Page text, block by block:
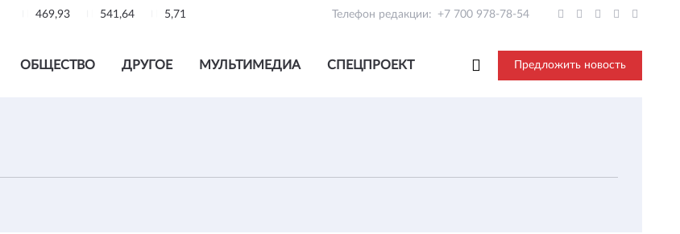
469,93 541,64 5,71 Телефон редакции: +7 700 978-78-54
ОБЩЕСТВО ДРУГОЕ МУЛЬТИМЕДИА СПЕЦПРОЕКТ Предложить новость